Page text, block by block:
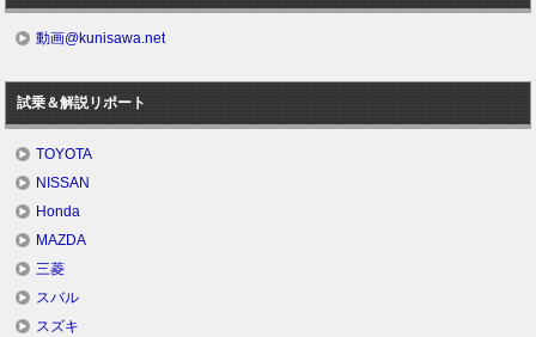
動画@kunisawa.net
試乗＆解説リポート
TOYOTA
NISSAN
Honda
MAZDA
三菱
スバル
スズキ